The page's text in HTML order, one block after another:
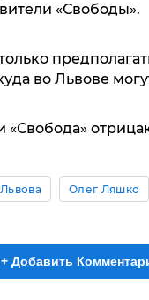
«Свободы».
во Львове
«Свобода»
Олег Ляшко
+ Добавить